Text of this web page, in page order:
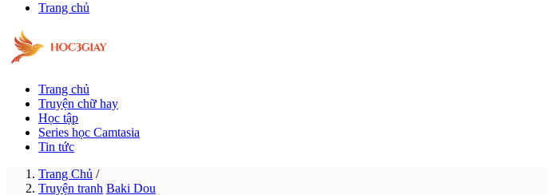
Trang chủ
Trang chủ
Truyện chữ hay
Học tập
Series học Camtasia
Tin tức
Trang Chủ /
Truyện tranh Baki Dou